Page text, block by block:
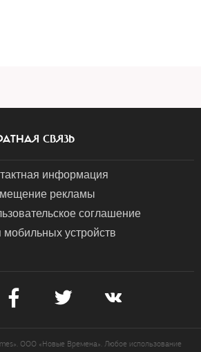
СВЯЗЬ
информация
рекламы
соглашение
устройств
ООО «Новые Времена». Любое использование